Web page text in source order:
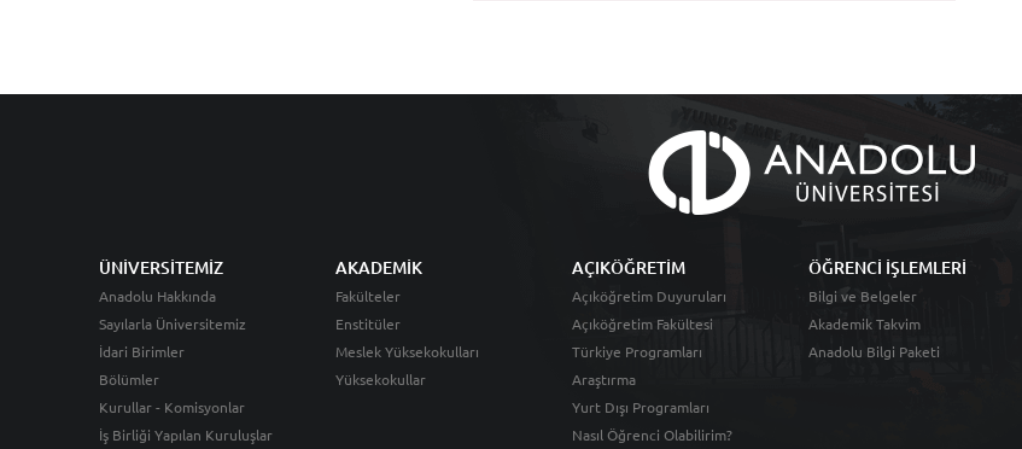
ÜNİVERSİTEMİZ
Anadolu Hakkında
Sayılarla Üniversitemiz
İdari Birimler
Bölümler
Kurullar - Komisyonlar
İş Birliği Yapılan Kuruluşlar
AKADEMİK
Fakülteler
Enstitüler
Meslek Yüksekokulları
Yüksekokullar
AÇIKÖĞRETİM
Açıköğretim Duyuruları
Açıköğretim Fakültesi
Türkiye Programları
Araştırma
Yurt Dışı Programları
Nasıl Öğrenci Olabilirim?
ÖĞRENCİ İŞLEMLERİ
Bilgi ve Belgeler
Akademik Takvim
Anadolu Bilgi Paketi